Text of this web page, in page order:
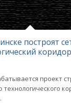
построят
коридор
проект
технологического